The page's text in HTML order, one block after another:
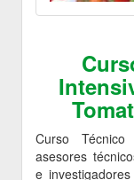
Curso
asesores
e